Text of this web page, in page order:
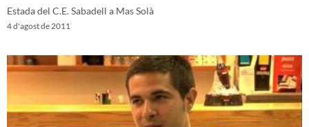
Estada del C.E. Sabadell a Mas Solà
4 d'agost de 2011